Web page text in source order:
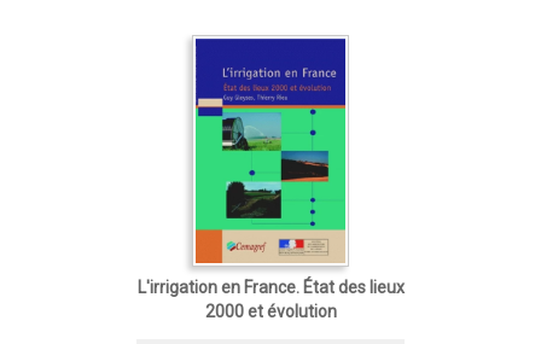
L'irrigation en France. État des lieux
2000 et évolution